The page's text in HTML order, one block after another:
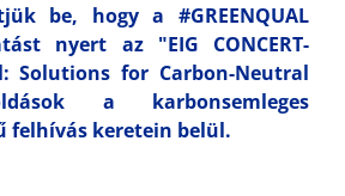
be, hogy a #GREENQUAL
nyert az "EIG CONCERT-
Solutions for Carbon-Neutral
a karbonsemleges
felhívás keretein belül.